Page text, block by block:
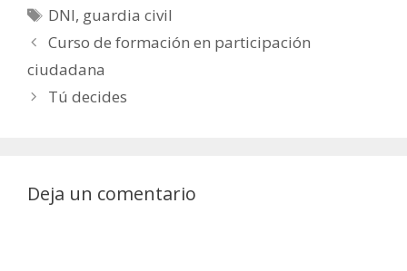
Etiquetas
DNI, guardia civil
Curso de formación en participación
ciudadana
Tú decides
Deja un comentario